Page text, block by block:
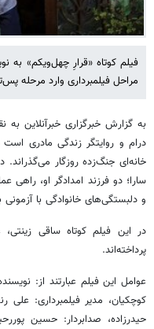
فیلم کوتاه «قرارِ چهل‌ویکم» به
مراحل فیلمبرداری وارد مرحله
به گزارش خبرگزاری خبرآنلاین به
درام و روایتگر زندگی مادری
خانه‌ای جنگ‌زده روزگار
سارا؛ دو فرزند امدادگر او،
و دلبستگی‌های خانوادگی با
در این فیلم کوتاه ساقی
پرداخته‌اند.
عوامل این فیلم عبارتند از:
کوچکیان، مدیر فیلمبرداری: علی
حیدرزاده، صدابردار: حسین